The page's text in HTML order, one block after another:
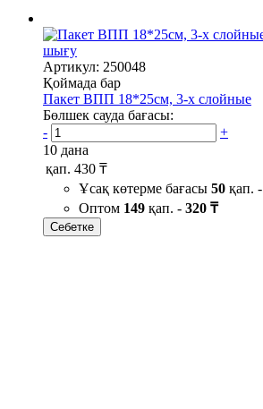
шығу
Артикул: 250048
Қоймада бар
Пакет ВПП 18*25см, 3-х слойные
Бөлшек сауда бағасы:
-
+
10 дана
қап. 430 ₸
Ұсақ көтерме бағасы 50 қап. -
Оптом 149 қап. - 320 ₸
Себетке